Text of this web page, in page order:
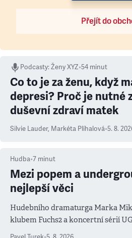
Přejít do
Podcasty:Ženy XYZ•54 minut
Co to je za ženu, když
depresi? Proč je nutné
duševní zdraví matek
Silvie Lauder, Markéta Plíhalová•5. 8.
Hudba•7 minut
Mezi popem a
nejlepší věci
Hudebního dramaturga Marka
klubem Fuchs2 a koncertní sérií
ale atmosféra